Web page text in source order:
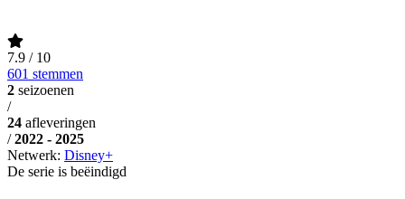
7.9 / 10
601 stemmen
2 seizoenen
/
24 afleveringen
/ 2022 - 2025
Netwerk: Disney+
De serie is beëindigd